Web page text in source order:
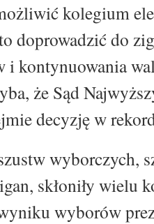
kolegium
doprowadzić do
i kontynuowania
że Sąd
decyzję w
wyborczych,
skłoniły wielu
wyborów